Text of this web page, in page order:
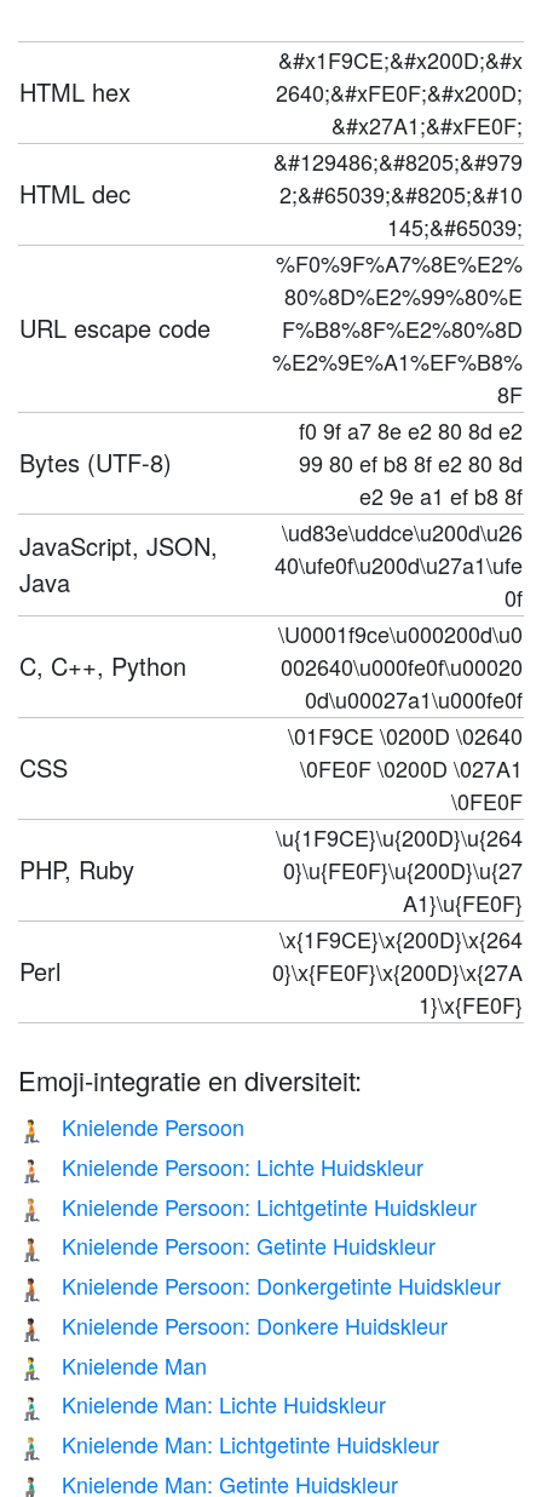
HTML hex
&#x1F9CE;&#x200D;&#x
2640;&#xFE0F;&#x200D;
&#x27A1;&#xFE0F;
HTML dec
&#129486;&#8205;&#979
2;&#65039;&#8205;&#10
145;&#65039;
URL escape code
%F0%9F%A7%8E%E2%
80%8D%E2%99%80%E
F%B8%8F%E2%80%8D
%E2%9E%A1%EF%B8%
8F
Bytes (UTF-8)
f0 9f a7 8e e2 80 8d e2
99 80 ef b8 8f e2 80 8d
e2 9e a1 ef b8 8f
JavaScript, JSON,
Java
\ud83e\uddce\u200d\u26
40\ufe0f\u200d\u27a1\ufe
0f
C, C++, Python
\U0001f9ce\u000200d\u0
002640\u000fe0f\u00020
0d\u00027a1\u000fe0f
CSS
\01F9CE \0200D \02640
\0FE0F \0200D \027A1
\0FE0F
PHP, Ruby
\u{1F9CE}\u{200D}\u{264
0}\u{FE0F}\u{200D}\u{27
A1}\u{FE0F}
Perl
\x{1F9CE}\x{200D}\x{264
0}\x{FE0F}\x{200D}\x{27A
1}\x{FE0F}
Emoji-integratie en diversiteit:
🧎 Knielende Persoon
🧎🏻 Knielende Persoon: Lichte Huidskleur
🧎🏼 Knielende Persoon: Lichtgetinte Huidskleur
🧎🏽 Knielende Persoon: Getinte Huidskleur
🧎🏾 Knielende Persoon: Donkergetinte Huidskleur
🧎🏿 Knielende Persoon: Donkere Huidskleur
🧎‍♂️ Knielende Man
🧎🏻‍♂️ Knielende Man: Lichte Huidskleur
🧎🏼‍♂️ Knielende Man: Lichtgetinte Huidskleur
🧎🏽‍♂️ Knielende Man: Getinte Huidskleur